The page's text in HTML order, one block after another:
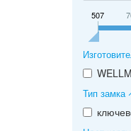
507
Тип замка